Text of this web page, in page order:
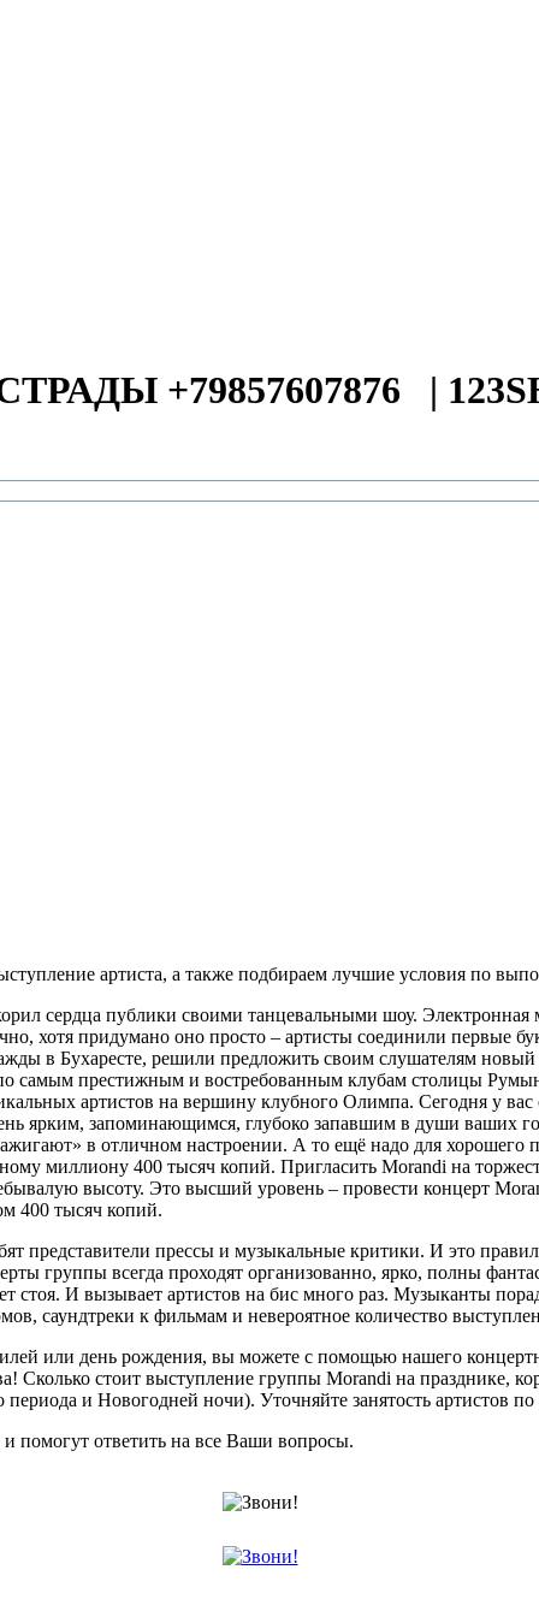
+79857607876 |
артиста, а также подбираем лучшие условия по
сердца публики своими танцевальными шоу. Электронная
хотя придумано оно просто – артисты соединили первые
в Бухаресте, решили предложить своим слушателям
самым престижным и востребованным клубам столицы
артистов на вершину клубного Олимпа. Сегодня у
ярким, запоминающимся, глубоко запавшим в души ваших
в отличном настроении. А то ещё надо для хорошего
миллиону 400 тысяч копий. Пригласить Morandi на
высоту. Это высший уровень – провести концерт
400 тысяч копий.
представители прессы и музыкальные критики. И это
группы всегда проходят организованно, ярко, полны
стоя. И вызывает артистов на бис много раз. Музыканты
саундтреки к фильмам и невероятное количество
или день рождения, вы можете с помощью нашего
Сколько стоит выступление группы Morandi на празднике,
и Новогодней ночи). Уточняйте занятость артистов
помогут ответить на все Ваши вопросы.